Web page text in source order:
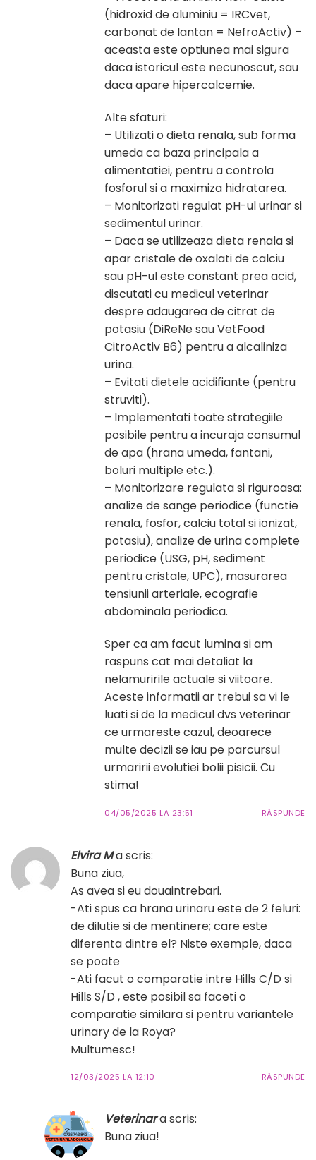
(hidroxid de aluminiu = IRCvet,
carbonat de lantan = NefroActiv) –
aceasta este optiunea mai sigura
daca istoricul este necunoscut, sau
daca apare hipercalcemie.
Alte sfaturi:
– Utilizati o dieta renala, sub forma
umeda ca baza principala a
alimentatiei, pentru a controla
fosforul si a maximiza hidratarea.
– Monitorizati regulat pH-ul urinar si
sedimentul urinar.
– Daca se utilizeaza dieta renala si
apar cristale de oxalati de calciu
sau pH-ul este constant prea acid,
discutati cu medicul veterinar
despre adaugarea de citrat de
potasiu (DiReNe sau VetFood
CitroActiv B6) pentru a alcaliniza
urina.
– Evitati dietele acidifiante (pentru
struviti).
– Implementati toate strategiile
posibile pentru a incuraja consumul
de apa (hrana umeda, fantani,
boluri multiple etc.).
– Monitorizare regulata si riguroasa:
analize de sange periodice (functie
renala, fosfor, calciu total si ionizat,
potasiu), analize de urina complete
periodice (USG, pH, sediment
pentru cristale, UPC), masurarea
tensiunii arteriale, ecografie
abdominala periodica.
Sper ca am facut lumina si am
raspuns cat mai detaliat la
nelamuririle actuale si viitoare.
Aceste informatii ar trebui sa vi le
luati si de la medicul dvs veterinar
ce urmareste cazul, deoarece
multe decizii se iau pe parcursul
urmaririi evolutiei bolii pisicii. Cu
stima!
04/05/2025 LA 23:51 RĂSPUNDE
Elvira Ma scris:
Buna ziua,
As avea si eu douaintrebari.
-Ati spus ca hrana urinaru este de 2 feluri:
de dilutie si de mentinere; care este
diferenta dintre el? Niste exemple, daca
se poate
-Ati facut o comparatie intre Hills C/D si
Hills S/D , este posibil sa faceti o
comparatie similara si pentru variantele
urinary de la Roya?
Multumesc!
12/03/2025 LA 12:10 RĂSPUNDE
Veterinara scris:
Buna ziua!